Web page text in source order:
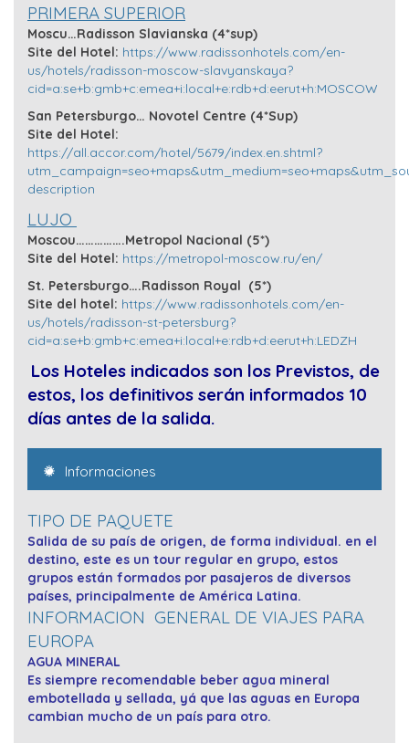
PRIMERA SUPERIOR
Moscu…Radisson Slavianska (4*sup)
Site del Hotel: https://www.radissonhotels.com/en-
us/hotels/radisson-moscow-slavyanskaya?
cid=a:se+b:gmb+c:emea+i:local+e:rdb+d:eerut+h:MOSCOW
San Petersburgo… Novotel Centre (4*Sup)
Site del Hotel:
https://all.accor.com/hotel/5679/index.en.shtml?
description
LUJO
Moscou…………….Metropol Nacional (5*)
Site del Hotel: https://metropol-moscow.ru/en/
St. Petersburgo….Radisson Royal (5*)
Site del hotel: https://www.radissonhotels.com/en-
us/hotels/radisson-st-petersburg?
cid=a:se+b:gmb+c:emea+i:local+e:rdb+d:eerut+h:LEDZH
Los Hoteles indicados son los Previstos, de
estos, los definitivos serán informados 10
días antes de la salida.
Informaciones
TIPO DE PAQUETE
Salida de su país de origen, de forma individual. en el
destino, este es un tour regular en grupo, estos
grupos están formados por pasajeros de diversos
países, principalmente de América Latina.
INFORMACION GENERAL DE VIAJES PARA
EUROPA
AGUA MINERAL
Es siempre recomendable beber agua mineral
embotellada y sellada, yá que las aguas en Europa
cambian mucho de un país para otro.